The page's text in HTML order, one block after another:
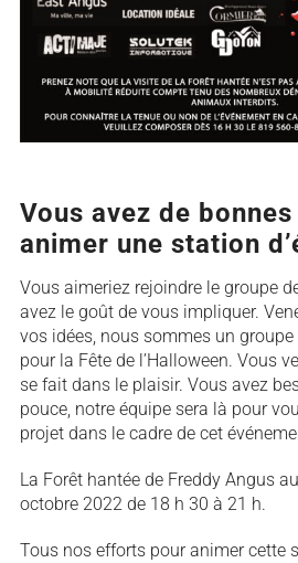
Vous avez de
animer une station
Vous aimeriez rejoindre le groupe
avez le goût de vous impliquer.
vos idées, nous sommes un
pour la Fête de l’Halloween. Vous
se fait dans le plaisir. Vous avez
pouce, notre équipe sera là pour
projet dans le cadre de cet
La Forêt hantée de Freddy Angus
octobre 2022 de 18 h 30 à 21 h.
Tous nos efforts pour animer cette